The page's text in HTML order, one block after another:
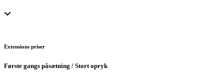
Extensions priser
Første gangs påsætning / Stort opryk